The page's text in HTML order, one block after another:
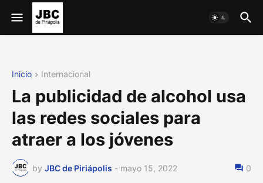
Inicio Internacional
La publicidad de alcohol usa
las redes sociales para
atraer a los jóvenes
by JBC de Piriápolis - mayo 15, 2022 0